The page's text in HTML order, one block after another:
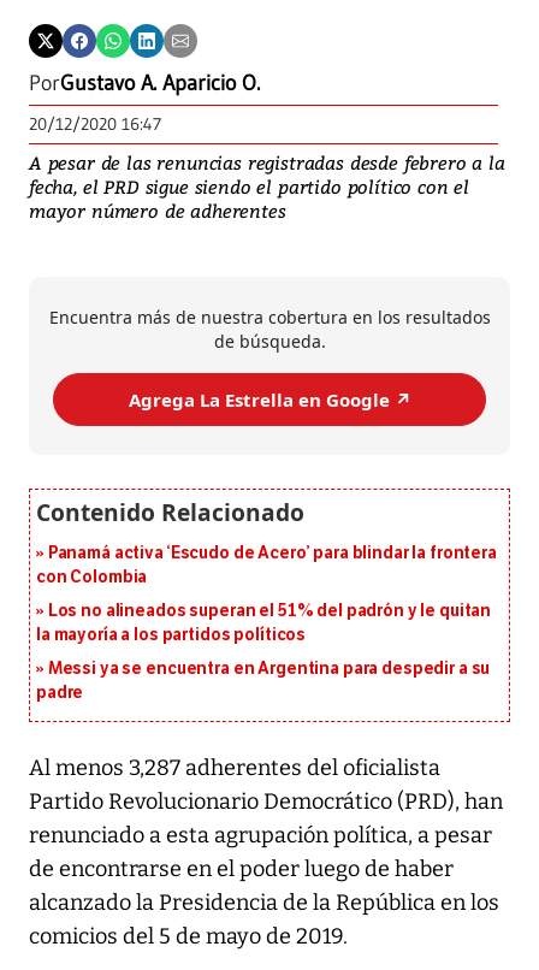
PorGustavo A. Aparicio O.
20/12/2020 16:47
A pesar de las renuncias registradas desde febrero a la
fecha, el PRD sigue siendo el partido político con el
mayor número de adherentes
Encuentra más de nuestra cobertura en los resultados
de búsqueda.
Agrega La Estrella en Google ↗️
Panamá activa ‘Escudo de Acero’ para blindar la frontera
con Colombia
Los no alineados superan el 51% del padrón y le quitan
la mayoría a los partidos políticos
Messi ya se encuentra en Argentina para despedir a su
padre
Al menos 3,287 adherentes del oficialista
Partido Revolucionario Democrático (PRD), han
renunciado a esta agrupación política, a pesar
de encontrarse en el poder luego de haber
alcanzado la Presidencia de la República en los
comicios del 5 de mayo de 2019.